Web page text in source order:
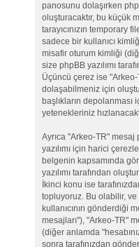
panosunu dolaşırken
oluşturacaktır, bu küçük
tarayıcınızın temporary
sadece bir kullanıcı
misafir oturum kimliği
size phpBB yazılımı
Üçüncü çerez ise
dolaşabilmeniz için
başlıkların depolanması
yetenekleriniz
Ayrıca "Arkeo-TR"
yazılımı için harici
belgenin kapsamında
yazılımı tarafından
İkinci konu ise
topluyoruz. Bu olabilir, ve
kullanıcının gönderdiği
mesajları"), "Arkeo-TR"
(diğer anlamda
sonra tarafınızdan